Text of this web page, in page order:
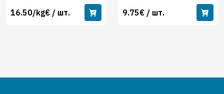
16.50/kg€ / шт. 9.75€ / шт.